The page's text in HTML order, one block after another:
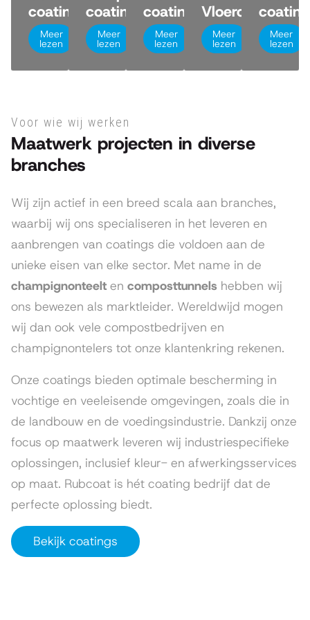
coating
Meer
lezen
coatings
Meer
lezen
coating
Meer
lezen
Vloercoating
Meer
lezen
coating
Meer
lezen
Voor wie wij werken
Maatwerk projecten in diverse
branches
Wij zijn actief in een breed scala aan branches,
waarbij wij ons specialiseren in het leveren en
aanbrengen van coatings die voldoen aan de
unieke eisen van elke sector. Met name in de
champignonteelt en composttunnels hebben wij
ons bewezen als marktleider. Wereldwijd mogen
wij dan ook vele compostbedrijven en
champignontelers tot onze klantenkring rekenen.
Onze coatings bieden optimale bescherming in
vochtige en veeleisende omgevingen, zoals die in
de landbouw en de voedingsindustrie. Dankzij onze
focus op maatwerk leveren wij industriespecifieke
oplossingen, inclusief kleur- en afwerkingsservices
op maat. Rubcoat is hét coating bedrijf dat de
perfecte oplossing biedt.
Bekijk coatings